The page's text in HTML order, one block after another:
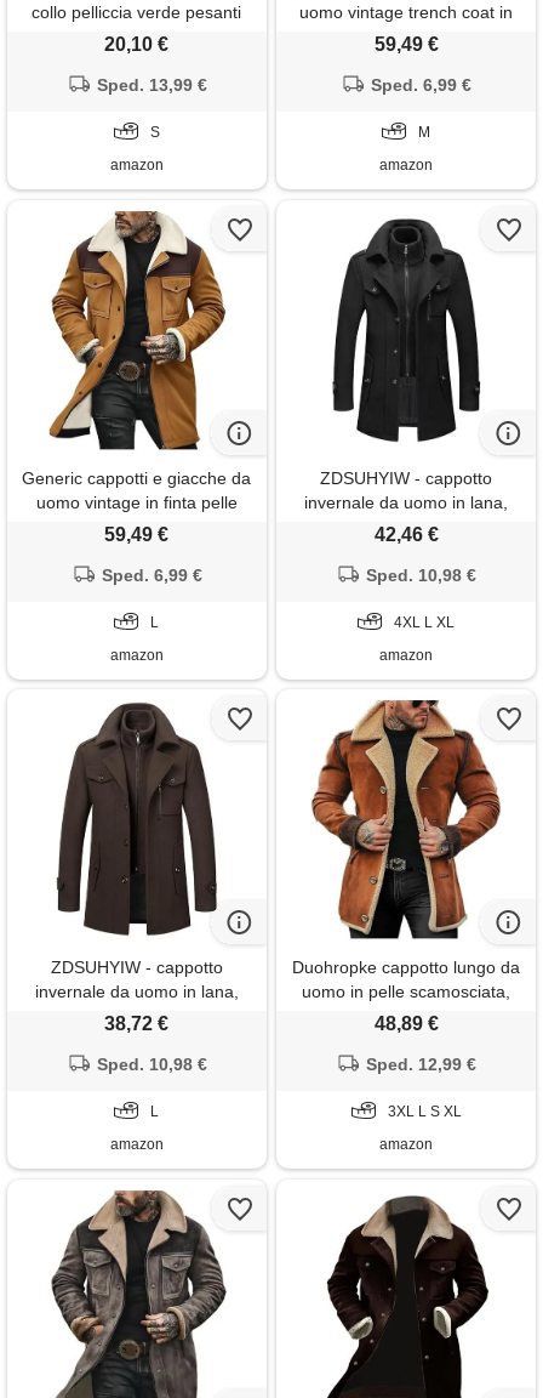
collo pelliccia verde pesanti
belle caldo marinaio
cactus cowboy stilose legno
giacconi tipi scamosciato
20,10 €
Sped. 13,99 €
S
amazon
uomo vintage trench coat in
finta pelle scamosciata a
tacca foderati in pile giacche
59,49 €
Sped. 6,99 €
M
amazon
Generic cappotti e giacche da
uomo vintage in finta pelle
scamosciata, cappotto trench
a maniche lunghe con colletto
a tacca, foderato in pile,
59,49 €
Sped. 6,99 €
L
amazon
ZDSUHYIW - cappotto
invernale da uomo in lana,
con doppio colletto, giacca da
uomo calda, in pile, con
fodera, cappotto invernale
cerniera, giacca in pelle
scamosciata
42,46 €
Sped. 10,98 €
4XL L XL
amazon
ZDSUHYIW - cappotto
invernale da uomo in lana,
con doppio colletto, giacca
cappotto caldo, con tasche,
giacca in pelle scamosciata,
cappotto
38,72 €
Sped. 10,98 €
L
amazon
Duohropke cappotto lungo da
uomo in pelle scamosciata,
cappotto invernale con
pelle, tinta unita, giacca
marrone, s
48,89 €
Sped. 12,99 €
3XL L S XL
amazon